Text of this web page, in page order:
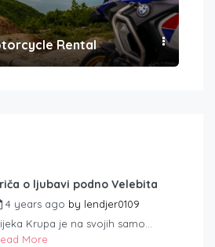
Rental
o ljubavi podno Velebita
4 years ago by lendjer0109
Krupa je na svojih samo...
More